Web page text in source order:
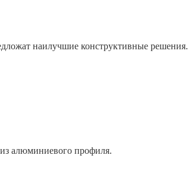
наилучшие конструктивные решения.
алюминиевого профиля.